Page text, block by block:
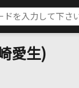
愛生)